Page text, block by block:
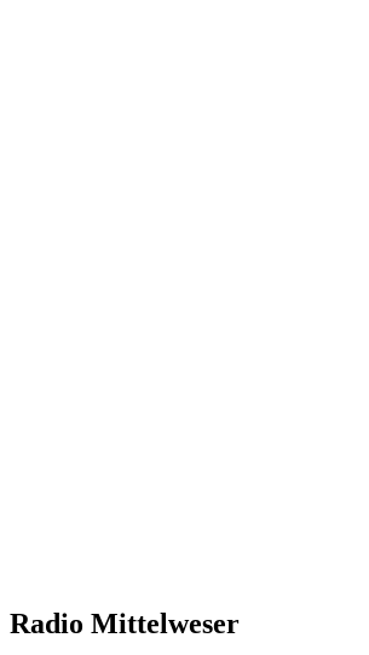
Radio Mittelweser